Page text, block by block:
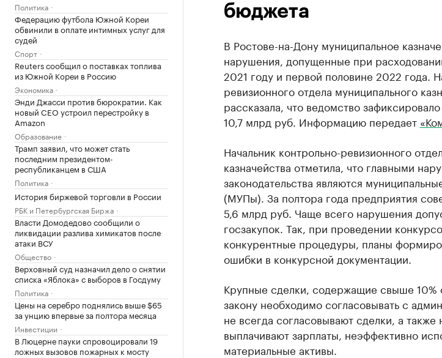
Политика
Федерацию футбола Южной Кореи
обвинили в оплате интимных услуг для
судей
Спорт
Reuters сообщил о поставках топлива
из Южной Кореи в Россию
Экономика
Энди Джасси против бюрократии. Как
новый CEO устроил перестройку в
Amazon
Образование
Трамп заявил, что может стать
последним президентом-
республиканцем в США
Политика
История биржевой торговли в России
РБК и Петербургская Биржа
Власти Домодедово сообщили о
ликвидации разлива химикатов после
атаки ВСУ
Общество
Верховный суд назначил дело о снятии
списка «Яблока» с выборов в Госдуму
Политика
Цены на серебро поднялись выше $65
за унцию впервые за полтора месяца
Инвестиции
В Люцерне пауки спровоцировали 19
ложных вызовов пожарных к мосту
бюджета
В Ростове-на-Дону муниципальное
нарушения, допущенные при
2021 году и первой половине 2022 года.
ревизионного отдела муниципального
рассказала, что ведомство
10,7 млрд руб. Информацию передает
Начальник контрольно-ревизионного
казначейства отметила, что главными
законодательства являются
(МУПы). За полтора года предприятия
5,6 млрд руб. Чаще всего нарушения
госзакупок. Так, при проведении
конкурентные процедуры, планы
ошибки в конкурсной документации.
Крупные сделки, содержащие свыше 10%
закону необходимо согласовывать с
не всегда согласовывают сделки, а
выплачивают зарплаты, неэффективно
материальные активы.